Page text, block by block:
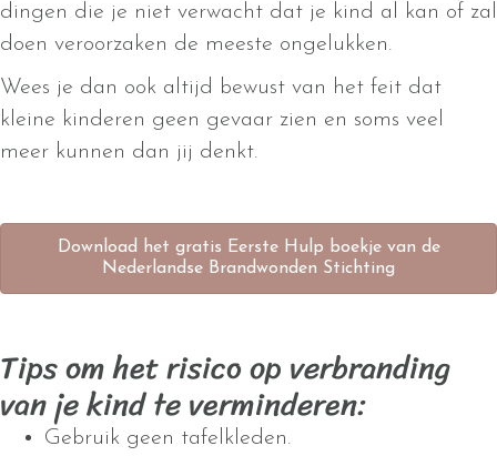
dingen die je niet verwacht dat je kind al kan of zal
doen veroorzaken de meeste ongelukken.
Wees je dan ook altijd bewust van het feit dat
kleine kinderen geen gevaar zien en soms veel
meer kunnen dan jij denkt.
Download het gratis Eerste Hulp boekje van de
Nederlandse Brandwonden Stichting
Tips om het risico op verbranding
van je kind te verminderen:
Gebruik geen tafelkleden.